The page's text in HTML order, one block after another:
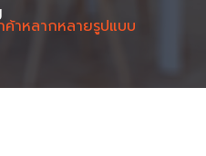
าหลากหลายรูปแบบ